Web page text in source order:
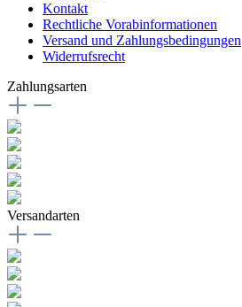
Kontakt
Rechtliche Vorabinformationen
Versand und Zahlungsbedingungen
Widerrufsrecht
Zahlungsarten
Versandarten